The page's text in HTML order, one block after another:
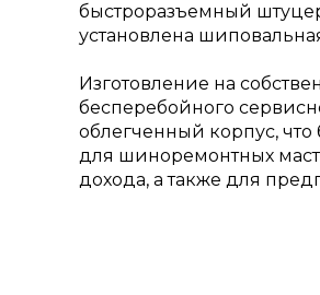
быстроразъемный
установлена
Изготовление на
бесперебойного
облегченный корпус,
для шиноремонтных
дохода, а также для